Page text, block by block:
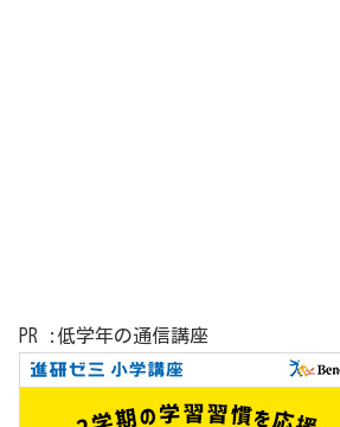
PR :低学年の通信講座